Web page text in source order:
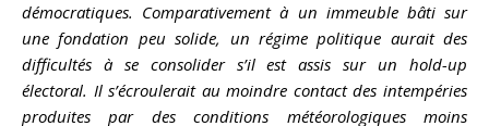
démocratiques. Comparativement à un immeuble bâti sur
une fondation peu solide, un régime politique aurait des
difficultés à se consolider s’il est assis sur un hold-up
électoral. Il s’écroulerait au moindre contact des intempéries
produites par des conditions météorologiques moins